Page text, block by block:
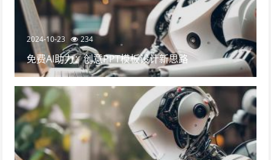
2024-10-23 234
免费AI助力：创意PPT模板设计新思路